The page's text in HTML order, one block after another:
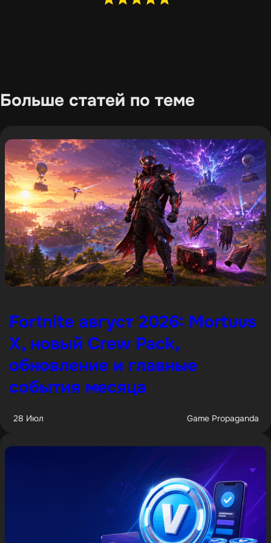
Больше статей по теме
Fortnite август 2026: Mortuus
X, новый Crew Pack,
обновление и главные
события месяца
28 Июл Game Propaganda